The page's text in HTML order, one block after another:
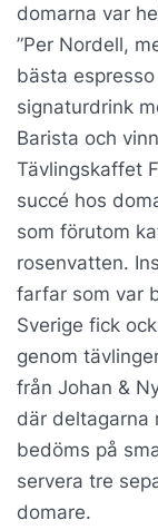
domarna var
”Per Nordell,
bästa
signaturdrink
Barista och
Tävlingskaffet
succé hos
som förutom
rosenvatten.
farfar som var
Sverige fick
genom
från Johan &
där deltagarna
bedöms på
servera tre
domare.